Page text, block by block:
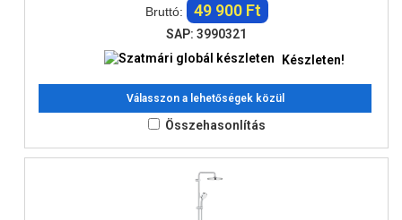
Bruttó: 49 900 Ft
SAP: 3990321
Készleten!
Válasszon a lehetőségek közül
Összehasonlítás